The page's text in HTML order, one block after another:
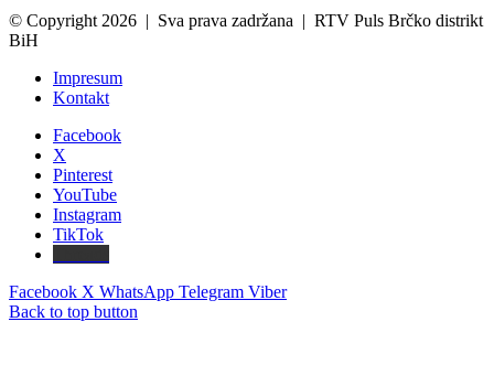
© Copyright 2026 | Sva prava zadržana | RTV Puls Brčko distrikt
BiH
Impresum
Kontakt
Facebook
X
Pinterest
YouTube
Instagram
TikTok
Facebook X WhatsApp Telegram Viber
Back to top button